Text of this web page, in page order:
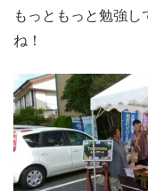
もっともっと勉強
ね！